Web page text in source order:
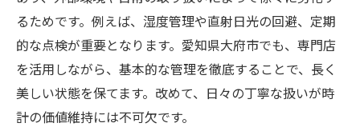
美観維持に役立つ時計の管理方法
愛知県大府市で知る時計の賢い管理方法
時計を長持ちさせる管理の基本
愛知県大府市での時計保管の工夫
時計の価値を高める収納方法
るためです。例えば、湿度管理や直射日光の回避、定期
的な点検が重要となります。愛知県大府市でも、専門店
を活用しながら、基本的な管理を徹底することで、長く
美しい状態を保てます。改めて、日々の丁寧な扱いが時
計の価値維持には不可欠です。